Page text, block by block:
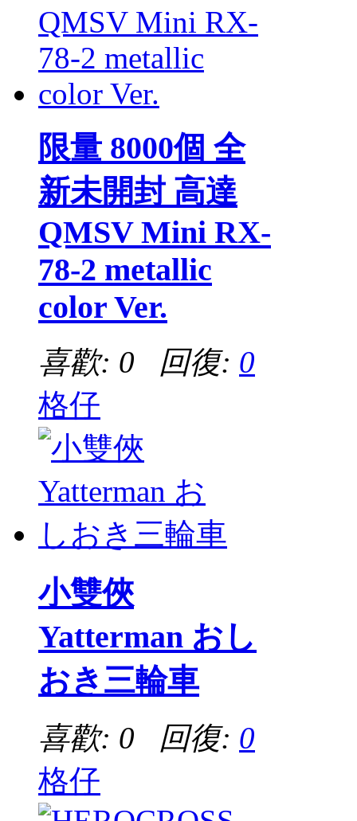
限量 8000個 全
新未開封 高達
QMSV Mini RX-
78-2 metallic
color Ver.
喜歡: 0 回復: 0
格仔
小雙俠
Yatterman おし
おき三輪車
喜歡: 0 回復: 0
格仔